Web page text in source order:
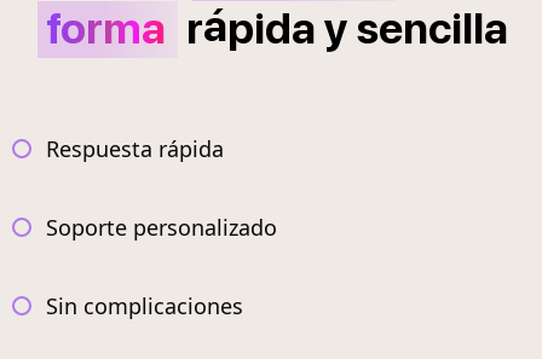
forma rápidaysencilla
Respuesta rápida
Soporte personalizado
Sin complicaciones